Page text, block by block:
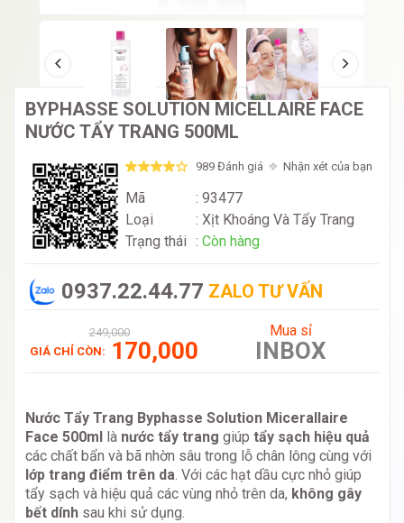
BYPHASSE SOLUTION MICELLAIRE FACE
NƯỚC TẨY TRANG 500ML
989 Đánh giá Nhận xét của bạn
Mã
: 93477
Loại
: Xịt Khoáng Và Tẩy Trang
Trạng thái : Còn hàng
0937.22.44.77 ZALO TƯ VẤN
249,000
GIÁ CHỈ CÒN: 170,000
Mua sỉ
INBOX
Nước Tẩy Trang Byphasse Solution Micerallaire
Face 500ml
là nước tẩy trang giúp tẩy sạch hiệu quả
các chất bẩn và bã nhờn sâu trong lỗ chân lông cùng với
lớp trang điểm trên da. Với các hạt dầu cực nhỏ giúp
tẩy sạch và hiệu quả các vùng nhỏ trên da, không gây
bết dính sau khi sử dụng.